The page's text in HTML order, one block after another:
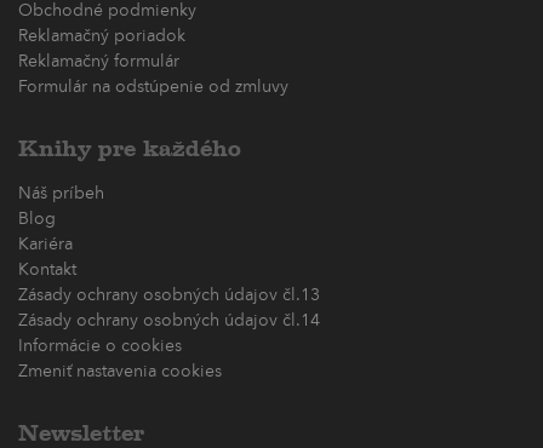
Obchodné podmienky
Reklamačný poriadok
Reklamačný formulár
Formulár na odstúpenie od zmluvy
Knihy pre každého
Náš príbeh
Blog
Kariéra
Kontakt
Zásady ochrany osobných údajov čl.13
Zásady ochrany osobných údajov čl.14
Informácie o cookies
Zmeniť nastavenia cookies
Newsletter